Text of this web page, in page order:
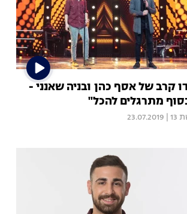
קרב של אסף כהן ובניה שאנני -
מתרגלים להכל"
23.07.2019